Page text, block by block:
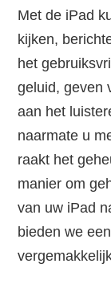
Met de iPad
kijken,
het
geluid, geven
aan het
naarmate u
raakt het
manier om
van uw iPad
bieden we